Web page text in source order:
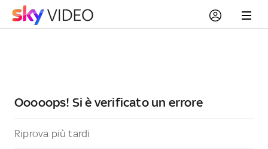
Ooooops! Si è verificato un errore
Riprova più tardi